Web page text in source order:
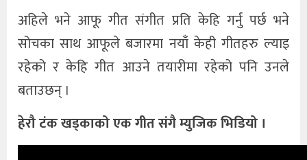
अहिले भने आफू गीत संगीत प्रति केहि गर्नु पर्छ भने
सोचका साथ आफूले बजारमा नयाँ केही गीतहरु ल्याइ
रहेको र केहि गीत आउने तयारीमा रहेको पनि उनले
बताउछन् ।
हेरौ टंक खड्काको एक गीत संगै म्युजिक भिडियो ।